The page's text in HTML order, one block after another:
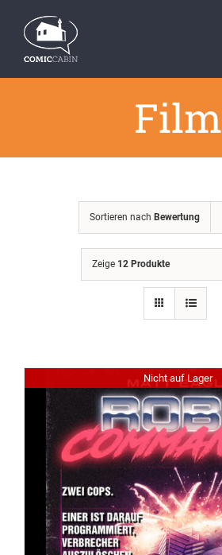
Inhalt
springen
Film
Sortieren nach Bewertung
Zeige 12 Produkte
Nicht auf Lager